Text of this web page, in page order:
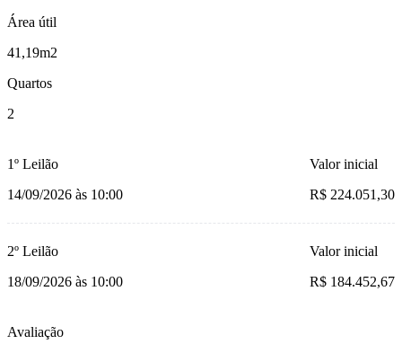
Área útil
41,19m2
Quartos
2
1º Leilão
14/09/2026 às 10:00
Valor inicial
R$ 224.051,30
2º Leilão
18/09/2026 às 10:00
Valor inicial
R$ 184.452,67
Avaliação